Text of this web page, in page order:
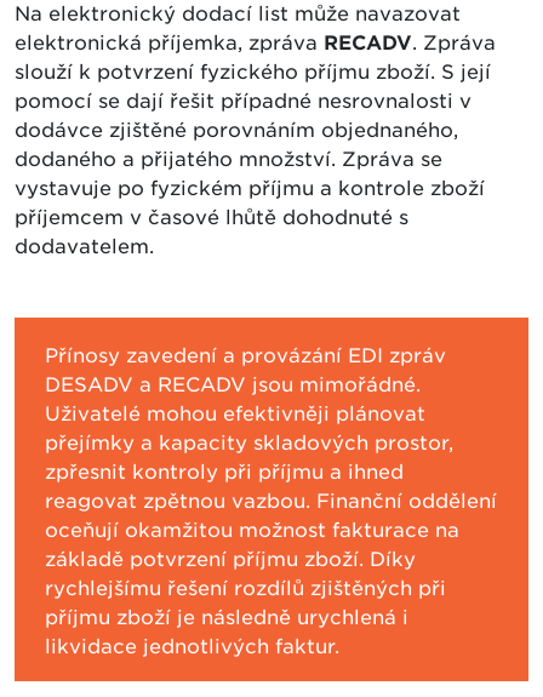
Na elektronický dodací list může navazovat
elektronická příjemka, zpráva RECADV. Zpráva
slouží k potvrzení fyzického příjmu zboží. S její
pomocí se dají řešit případné nesrovnalosti v
dodávce zjištěné porovnáním objednaného,
dodaného a přijatého množství. Zpráva se
vystavuje po fyzickém příjmu a kontrole zboží
příjemcem v časové lhůtě dohodnuté s
dodavatelem.
Přínosy zavedení a provázání EDI zpráv
DESADV a RECADV jsou mimořádné.
Uživatelé mohou efektivněji plánovat
přejímky a kapacity skladových prostor,
zpřesnit kontroly při příjmu a ihned
reagovat zpětnou vazbou. Finanční oddělení
oceňují okamžitou možnost fakturace na
základě potvrzení příjmu zboží. Díky
rychlejšímu řešení rozdílů zjištěných při
příjmu zboží je následně urychlená i
likvidace jednotlivých faktur.